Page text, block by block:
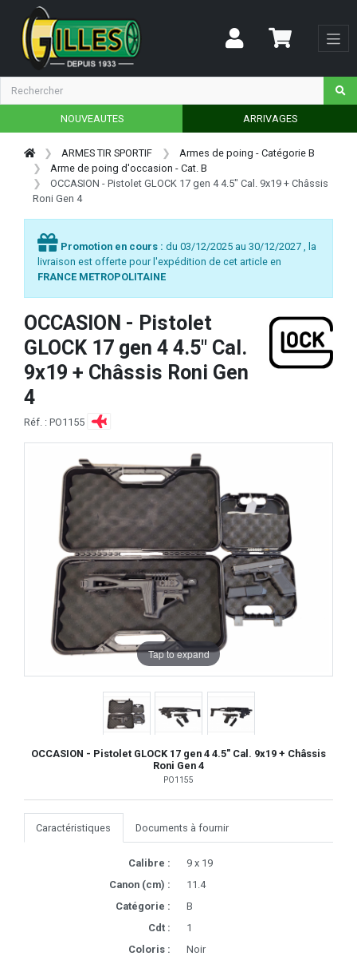
NOUVEAUTES ARRIVAGES
ARMES TIR SPORTIF
Armes de poing - Catégorie B
Arme de poing d'occasion - Cat. B
OCCASION - Pistolet GLOCK 17 gen 4 4.5" Cal. 9x19 + Châssis
Roni Gen 4
Promotion en cours : du 03/12/2025 au 30/12/2027 , la
livraison est offerte pour l'expédition de cet article en
FRANCE METROPOLITAINE
OCCASION - Pistolet
GLOCK 17 gen 4 4.5" Cal.
9x19 + Châssis Roni Gen
4
Réf. : PO1155
Tap to expand
OCCASION - Pistolet GLOCK 17 gen 4 4.5" Cal. 9x19 + Châssis
Roni Gen 4
PO1155
Caractéristiques Documents à fournir
Calibre :
9 x 19
Canon (cm) :
11.4
Catégorie :
B
Cdt :
1
Coloris :
Noir